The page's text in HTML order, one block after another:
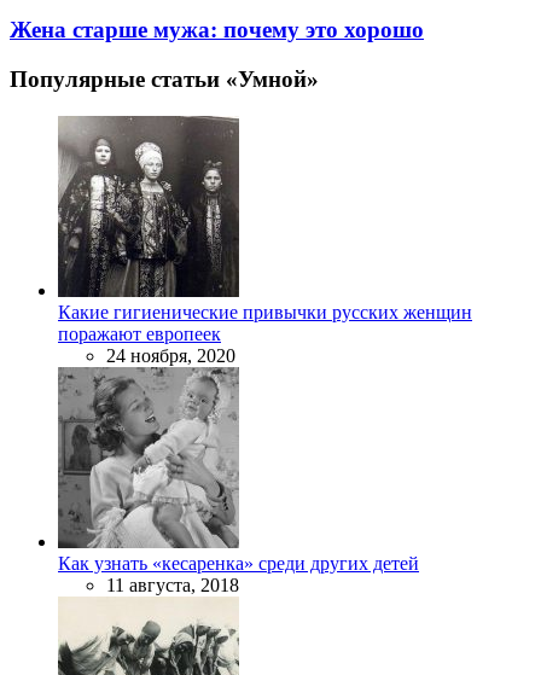
Жена старше мужа: почему это хорошо
Популярные статьи «Умной»
Какие гигиенические привычки русских женщин
поражают европеек
24 ноября, 2020
Как узнать «кесаренка» среди других детей
11 августа, 2018